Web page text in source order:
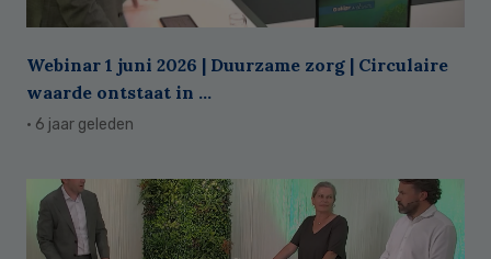
Webinar 1 juni 2026 | Duurzame zorg | Circulaire
waarde ontstaat in ...
· 6 jaar geleden